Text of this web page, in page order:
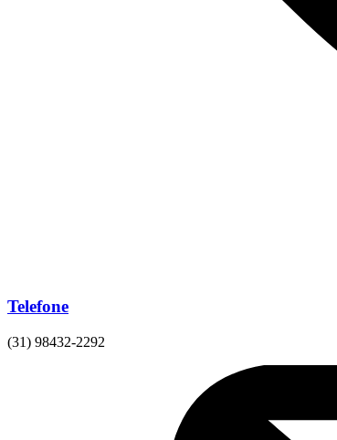
Telefone
(31) 98432-2292